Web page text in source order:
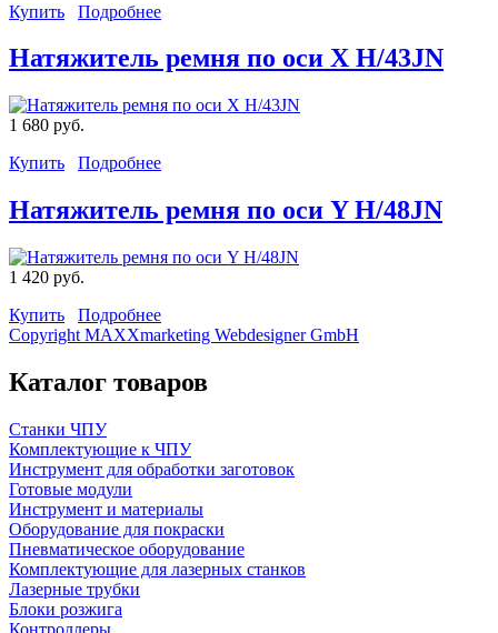
Купить
Подробнее
Натяжитель ремня по оси X H/43JN
1 680 руб.
Купить
Подробнее
Натяжитель ремня по оси Y H/48JN
1 420 руб.
Купить
Подробнее
Copyright MAXXmarketing Webdesigner GmbH
Каталог товаров
Станки ЧПУ
Комплектующие к ЧПУ
Инструмент для обработки заготовок
Готовые модули
Инструмент и материалы
Оборудование для покраски
Пневматическое оборудование
Комплектующие для лазерных станков
Лазерные трубки
Блоки розжига
Контроллеры